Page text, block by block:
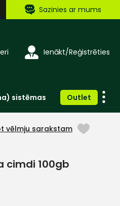
Sazinies ar mums
Ienākt/Reģistrēties
sistēmas Outlet
vēlmju sarakstam
cimdi 100gb